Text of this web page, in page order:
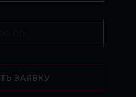
ЗАЯВКУ